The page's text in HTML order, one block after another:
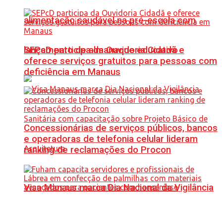
alimentação saudável na pré-escola com
lançamento de almanaque educativo
Visa Manaus marca Dia Nacional da Vigilância
SEPcD participa da Ouvidoria Cidadã e
oferece serviços gratuitos para pessoas com
deficiência em Manaus
Concessionárias de serviços públicos, bancos
e operadoras de telefonia celular lideram
ranking de reclamações do Procon